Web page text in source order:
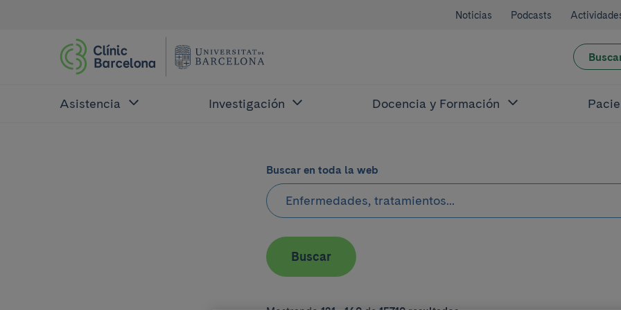
Noticias Podcasts
Asistencia Investigación Docencia y Formación
Buscar en toda la web
Buscar